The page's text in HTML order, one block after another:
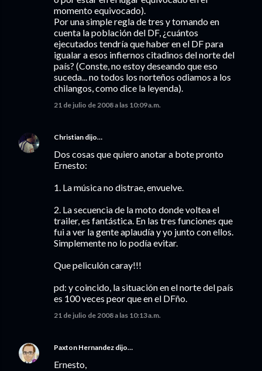
momento equivocado).
Por una simple regla de tres y tomando en
cuenta la población del DF, ¿cuántos
ejecutados tendría que haber en el DF para
igualar a esos infiernos citadinos del norte del
país? (Conste, no estoy deseando que eso
suceda... no todos los norteños odiamos a los
chilangos, como dice la leyenda).
21 de julio de 2008 a las 10:09 a.m.
Christian dijo…
Dos cosas que quiero anotar a bote pronto
Ernesto:
1. La música no distrae, envuelve.
2. La secuencia de la moto donde voltea el
trailer, es fantástica. En las tres funciones que
fui a ver la gente aplaudía y yo junto con ellos.
Simplemente no lo podía evitar.
Que peliculón caray!!!
pd: y coincido, la situación en el norte del país
es 100 veces peor que en el DFño.
21 de julio de 2008 a las 10:13 a.m.
Paxton Hernandez dijo…
Ernesto,